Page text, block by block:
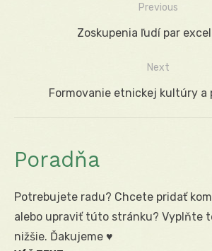
Navigácia
Previous
Previous
Zoskupenia ľudí par
Next
Next
Formovanie etnickej kultúry a
Poradňa
Potrebujete radu? Chcete pridať
alebo upraviť túto stránku? Vyplňte
nižšie. Ďakujeme ♥